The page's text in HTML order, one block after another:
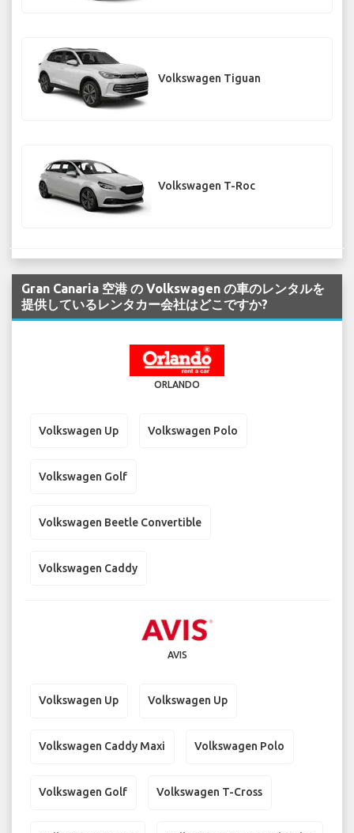
Volkswagen Tiguan
Volkswagen T-Roc
Gran Canaria 空港 の Volkswagen の車のレンタルを
提供しているレンタカー会社はどこですか?
ORLANDO
Volkswagen Up Volkswagen Polo
Volkswagen Golf
Volkswagen Beetle Convertible
Volkswagen Caddy
AVIS
Volkswagen Up Volkswagen Up
Volkswagen Caddy Maxi Volkswagen Polo
Volkswagen Golf Volkswagen T-Cross